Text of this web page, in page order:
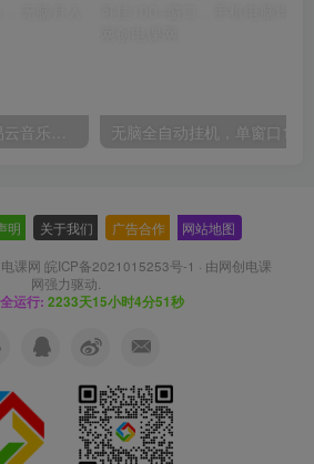
明 关于我们 广告合作 网站地图
课网 皖ICP备2021015253号-1 · 由网创电课
网强力驱动.
运行: 2233天15小时4分51秒